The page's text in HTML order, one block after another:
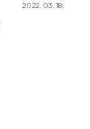
2022. 03. 18.